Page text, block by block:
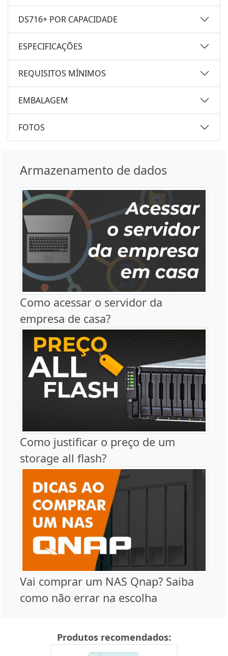
DS716+ POR CAPACIDADE
ESPECIFICAÇÕES
REQUISITOS MÍNIMOS
EMBALAGEM
FOTOS
Armazenamento de dados
Como acessar o servidor da
empresa de casa?
Como justificar o preço de um
storage all flash?
Vai comprar um NAS Qnap? Saiba
como não errar na escolha
Produtos recomendados: